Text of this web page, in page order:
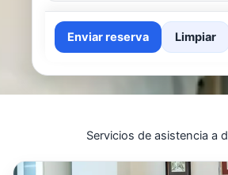
Enviar reserva Limpiar
Servicios de asistencia a